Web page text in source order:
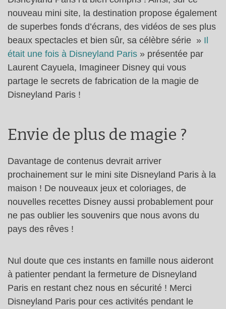
nouveau mini site, la destination propose également
de superbes fonds d’écrans, des vidéos de ses plus
beaux spectacles et bien sûr, sa célèbre série » Il
était une fois à Disneyland Paris » présentée par
Laurent Cayuela, Imagineer Disney qui vous
partage le secrets de fabrication de la magie de
Disneyland Paris !
Envie de plus de magie ?
Davantage de contenus devrait arriver
prochainement sur le mini site Disneyland Paris à la
maison ! De nouveaux jeux et coloriages, de
nouvelles recettes Disney aussi probablement pour
ne pas oublier les souvenirs que nous avons du
pays des rêves !
Nul doute que ces instants en famille nous aideront
à patienter pendant la fermeture de Disneyland
Paris en restant chez nous en sécurité ! Merci
Disneyland Paris pour ces activités pendant le